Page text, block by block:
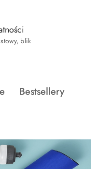
blik
Produkty
Bestsellery